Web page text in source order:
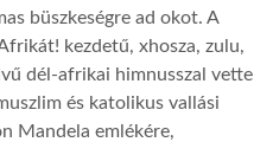
büszkeségre ad okot. A
kezdetű, xhosza, zulu,
dél-afrikai himnusszal vette
és katolikus vallási
Mandela emlékére,